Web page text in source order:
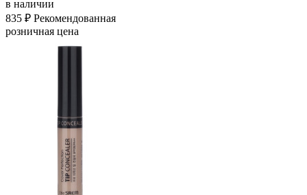
в наличии
835 ₽ Рекомендованная
розничная цена